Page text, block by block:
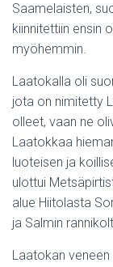
Saamelaisten,
kiinnitettiin ensin
myöhemmin.
Laatokalla oli
jota on nimitetty
olleet, vaan ne
Laatokkaa
luoteisen ja
ulottui
alue Hiitolasta
ja Salmin
Laatokan